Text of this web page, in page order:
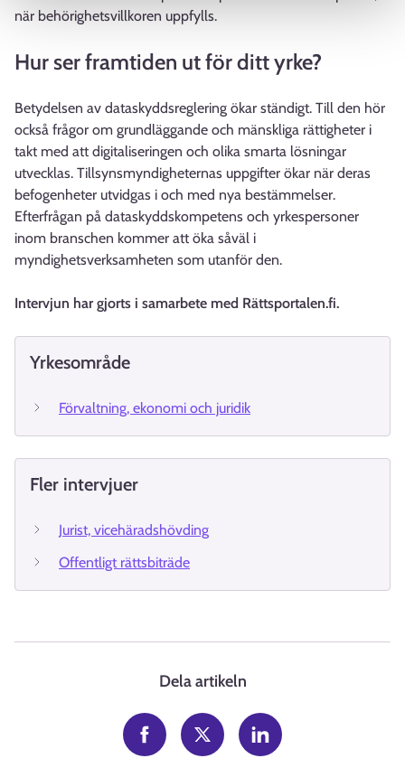
när behörighetsvillkoren uppfylls.
Hur ser framtiden ut för ditt yrke?
Betydelsen av dataskyddsreglering ökar ständigt. Till den hör
också frågor om grundläggande och mänskliga rättigheter i
takt med att digitaliseringen och olika smarta lösningar
utvecklas. Tillsynsmyndigheternas uppgifter ökar när deras
befogenheter utvidgas i och med nya bestämmelser.
Efterfrågan på dataskyddskompetens och yrkespersoner
inom branschen kommer att öka såväl i
myndighetsverksamheten som utanför den.
Intervjun har gjorts i samarbete med Rättsportalen.fi.
Yrkesområde
Förvaltning, ekonomi och juridik
Fler intervjuer
Jurist, vicehäradshövding
Offentligt rättsbiträde
Dela artikeln